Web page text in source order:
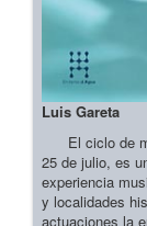
Luis Gareta
El ciclo de
25 de julio, es
experiencia
y localidades
actuaciones la